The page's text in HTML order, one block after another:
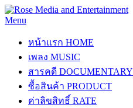
Menu
หน้าแรก HOME
เพลง MUSIC
สารคดี DOCUMENTARY
ซื้อสินค้า PRODUCT
ค่าลิขสิทธิ์ RATE